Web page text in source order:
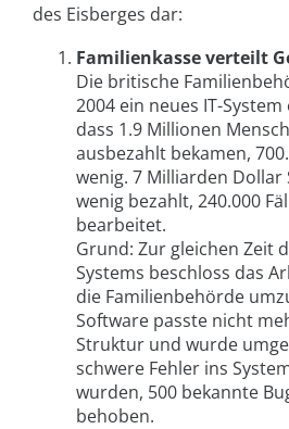
des Eisberges dar:
Familienkasse verteilt
Die britische
2004 ein neues IT-
dass 1.9 Millionen
ausbezahlt bekamen,
wenig. 7 Milliarden
wenig bezahlt, 240.000
bearbeitet.
Grund: Zur gleichen Zeit
Systems beschloss das
die Familienbehörde
Software passte nicht
Struktur und wurde
schwere Fehler ins
wurden, 500 bekannte
behoben.